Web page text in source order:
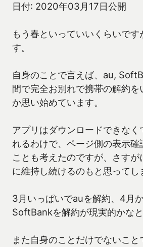
日付: 2020年03月17日公開
もう春といっていいくらいで
す。
自身のことで言えば、au,
間で完全お別れで携帯の解約を
か思い始めています。
アプリはダウンロードできなく
れるわけで、ページ側の表示確
ことも考えたのですが、さす
に維持し続けるのもと思ってし
3月いっぱいでauを解約、4月
SoftBankを解約が現実的かなと
また自身のことだけでないこ